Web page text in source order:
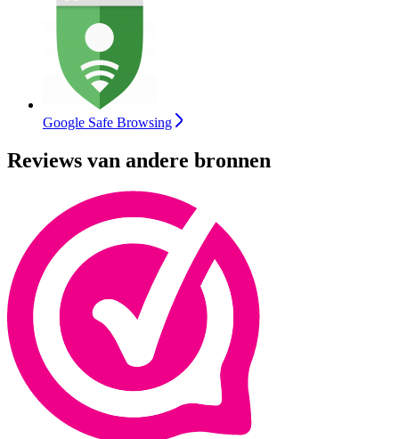
Google Safe Browsing
Reviews van andere bronnen